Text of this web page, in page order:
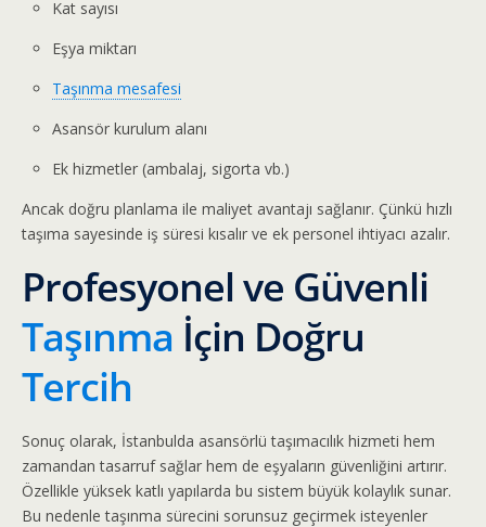
Kat sayısı
Eşya miktarı
Taşınma mesafesi
Asansör kurulum alanı
Ek hizmetler (ambalaj, sigorta vb.)
Ancak doğru planlama ile maliyet avantajı sağlanır. Çünkü hızlı
taşıma sayesinde iş süresi kısalır ve ek personel ihtiyacı azalır.
Profesyonel ve Güvenli
Taşınma İçin Doğru
Tercih
Sonuç olarak, İstanbulda asansörlü taşımacılık hizmeti hem
zamandan tasarruf sağlar hem de eşyaların güvenliğini artırır.
Özellikle yüksek katlı yapılarda bu sistem büyük kolaylık sunar.
Bu nedenle taşınma sürecini sorunsuz geçirmek isteyenler